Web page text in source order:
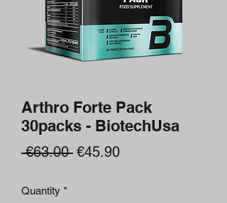
Arthro Forte Pack
30packs - BiotechUsa
€63.00 Regular
€45.90Sale
Quantity *